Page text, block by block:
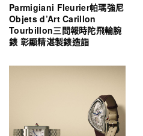
Parmigiani Fleurier帕瑪強尼
Objets d’Art Carillon
Tourbillon三問報時陀飛輪腕
錶 彰顯精湛製錶造詣